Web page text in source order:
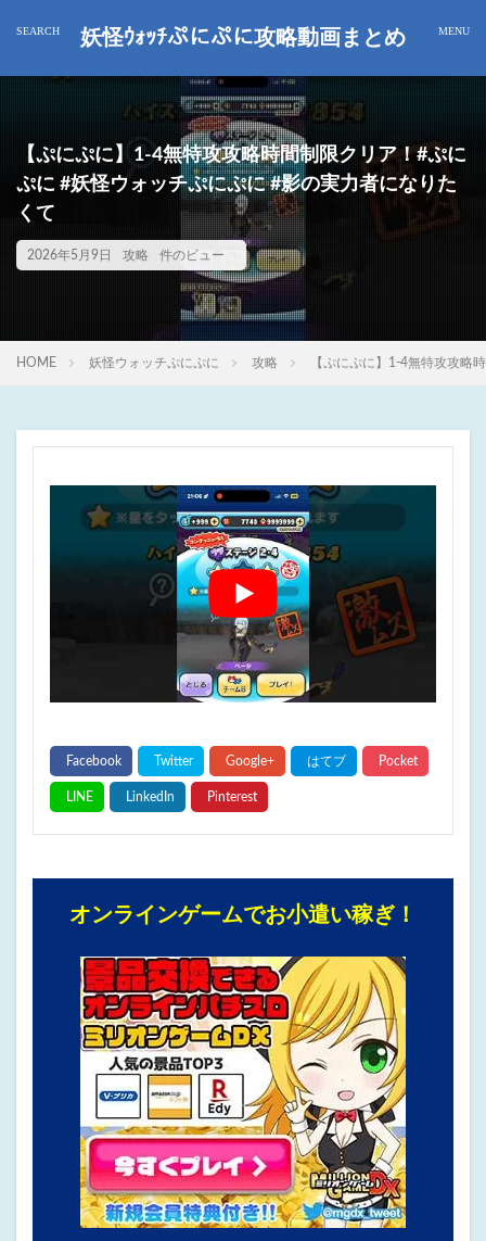
妖怪ｳｫｯﾁぷにぷに攻略動画まとめ
【ぷにぷに】1-4無特攻攻略時間制限クリア！#ぷに
ぷに #妖怪ウォッチぷにぷに #影の実力者になりた
くて
2026年5月9日 攻略 件のビュー
HOME 妖怪ウォッチぷにぷに 攻略 【ぷにぷに】1-4無特攻攻略
オンラインゲームでお小遣い稼ぎ！